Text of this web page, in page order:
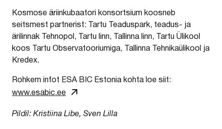
Kosmose äriinkubaatori konsortsium koosneb
seitsmest partnerist: Tartu Teaduspark, teadus- ja
ärilinnak Tehnopol, Tartu linn, Tallinna linn, Tartu Ülikool
koos Tartu Observatooriumiga, Tallinna Tehnikaülikool ja
Kredex.
Rohkem infot ESA BIC Estonia kohta loe siit:
www.esabic.ee
Pildil: Kristiina Libe, Sven Lilla